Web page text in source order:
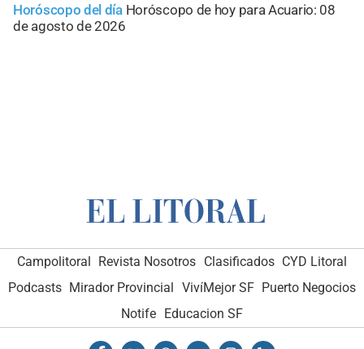
Horóscopo del día Horóscopo de hoy para Acuario: 08
de agosto de 2026
Campolitoral Revista Nosotros Clasificados CYD Litoral
Podcasts Mirador Provincial VivíMejor SF Puerto Negocios
Notife Educacion SF